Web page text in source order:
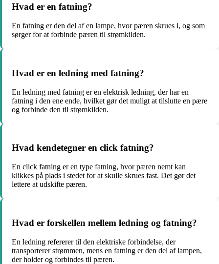
Hvad er en fatning?
En fatning er den del af en lampe, hvor pæren skrues i, og som
sørger for at forbinde pæren til strømkilden.
Hvad er en ledning med fatning?
En ledning med fatning er en elektrisk ledning, der har en
fatning i den ene ende, hvilket gør det muligt at tilslutte en pære
og forbinde den til strømkilden.
Hvad kendetegner en click fatning?
En click fatning er en type fatning, hvor pæren nemt kan
klikkes på plads i stedet for at skulle skrues fast. Det gør det
lettere at udskifte pæren.
Hvad er forskellen mellem ledning og fatning?
En ledning refererer til den elektriske forbindelse, der
transporterer strømmen, mens en fatning er den del af lampen,
der holder og forbindes til pæren.